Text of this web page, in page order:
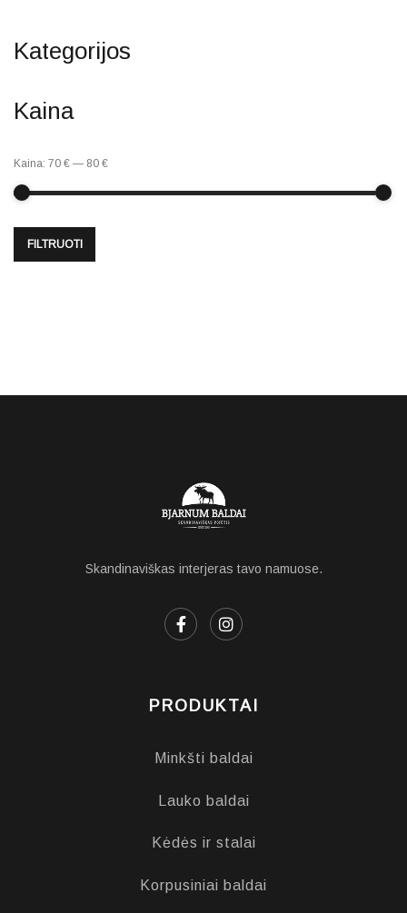
Kategorijos
Kaina
FILTRUOTI
Kaina: 70 € — 80 €
Skandinaviškas interjeras tavo namuose.
PRODUKTAI
Minkšti baldai
Lauko baldai
Kėdės ir stalai
Korpusiniai baldai